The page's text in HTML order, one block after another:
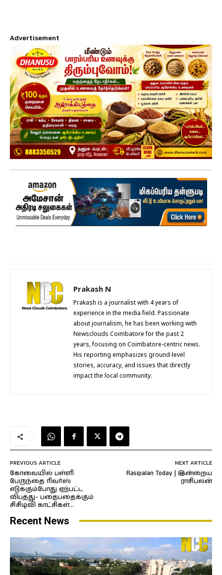
Advertisement
Prakash N
Prakash is a journalist with 4 years of
experience in the media field. Passionate
about journalism, he has been working with
Newsclouds Coimbatore for the past 2
years, focusing on Coimbatore-centric news.
His reporting emphasizes ground-level
stories, accuracy, and issues that directly
impact the local community.
PREVIOUS ARTICLE
கோவையில் பள்ளி
பேருந்தை ரிவர்ஸ்
எடுக்கும்போது ஏற்பட்ட
விபத்து- பதைபதைக்கும்
சிசிடிவி காட்சிகள்…
NEXT ARTICLE
Rasipalan Today | இன்றைய
ராசிபலன்
Recent News